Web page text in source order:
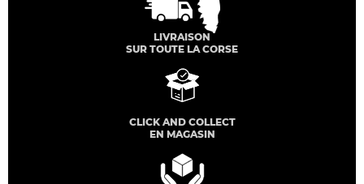
LIVRAISON
SUR TOUTE LA CORSE
CLICK AND COLLECT
EN MAGASIN